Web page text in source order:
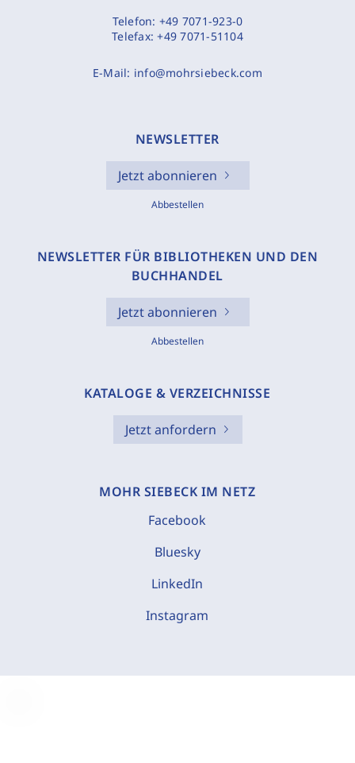
Telefon: +49 7071-923-0
Telefax:+49 7071-51104
E-Mail: info@mohrsiebeck.com
NEWSLETTER
Jetzt abonnieren
Abbestellen
NEWSLETTER FÜR BIBLIOTHEKEN UND DEN
BUCHHANDEL
Jetzt abonnieren
Abbestellen
KATALOGE & VERZEICHNISSE
Jetzt anfordern
MOHR SIEBECK IM NETZ
Facebook
Bluesky
LinkedIn
Instagram